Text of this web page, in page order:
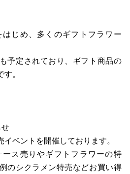
じめ、多くのギフトフラワー
予定されており、ギフト商品の
。
ベントを開催しております。
ス売りやギフトフラワーの特
のシクラメン特売などお買い得